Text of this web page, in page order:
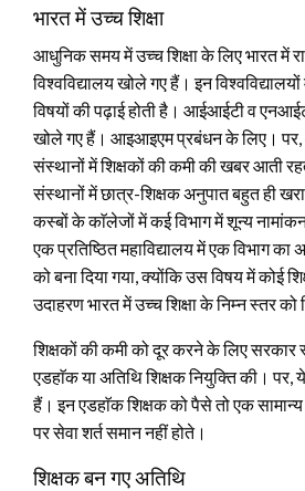
भारत में उच्च शिक्षा
आधुनिक समय में उच्च शिक्षा के लिए भारत में
विश्वविद्यालय खोले गए हैं। इन
विषयों की पढ़ाई होती है। आईआईटी व
खोले गए हैं। आइआइएम प्रबंधन के लिए। पर,
संस्थानों में शिक्षकों की कमी की खबर आती
संस्थानों में छात्र-शिक्षक अनुपात बहुत ही
कस्बों के काॅलेजों में कई विभाग में शून्य
एक प्रतिष्ठित महाविद्यालय में एक विभाग का
को बना दिया गया, क्योंकि उस विषय में कोई
उदाहरण भारत में उच्च शिक्षा के निम्न स्तर को
शिक्षकों की कमी को दूर करने के लिए सरकार
एडहाॅक या अतिथि शिक्षक नियुक्ति की। पर,
हैं। इन एडहाॅक शिक्षक को पैसे तो एक
पर सेवा शर्त समान नहीं होते।
शिक्षक बन गए अतिथि